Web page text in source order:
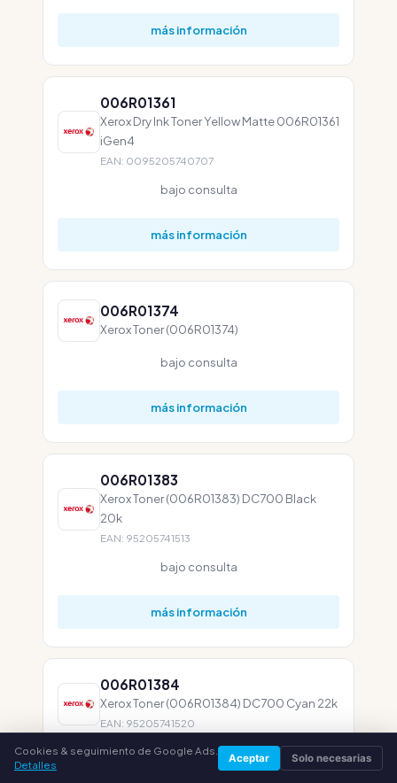
más información
006R01361
Xerox Dry Ink Toner Yellow Matte 006R01361
iGen4
EAN: 0095205740707
bajo consulta
más información
006R01374
Xerox Toner (006R01374)
bajo consulta
más información
006R01383
Xerox Toner (006R01383) DC700 Black
20k
EAN: 95205741513
bajo consulta
más información
006R01384
Xerox Toner (006R01384) DC700 Cyan 22k
EAN: 95205741520
bajo consulta
Cookies & seguimiento de Google Ads.
Detalles
Aceptar Solo necesarias